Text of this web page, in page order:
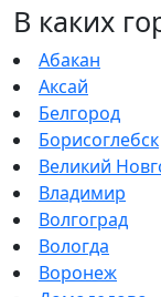
В каких
Абакан
Аксай
Белгород
Борисоглебск
Великий
Владимир
Волгоград
Вологда
Воронеж